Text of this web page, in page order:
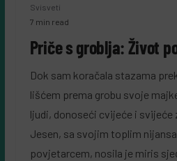
Svisveti
7 min read
Priče s groblja: Život
Dok sam koračala stazama
lišćem prema grobu svoje
ljudi, donoseći cvijeće i svijeće
Jesen, sa svojim toplim
povjetarcem, nosila je miris